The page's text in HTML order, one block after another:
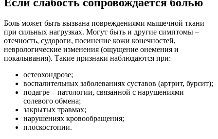
Боль может быть вызвана повреждениями мышечной ткани
при сильных нагрузках. Могут быть и другие симптомы –
отечность, судороги, посинение кожи конечностей,
неврологические изменения (ощущение онемения и
покалывания). Такие признаки наблюдаются при:
остеохондрозе;
воспалительных заболеваниях суставов (артрит, бурсит);
подагре – патологии, связанной с нарушениями
солевого обмена;
закрытых травмах;
нарушениях кровообращения;
плоскостопии.